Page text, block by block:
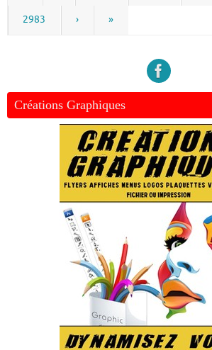
2983 › »
Créations Graphiques